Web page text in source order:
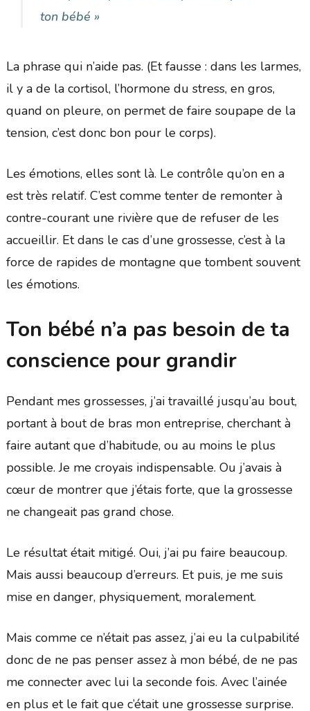
ton bébé »
La phrase qui n’aide pas. (Et fausse : dans les larmes,
il y a de la cortisol, l’hormone du stress, en gros,
quand on pleure, on permet de faire soupape de la
tension, c’est donc bon pour le corps).
Les émotions, elles sont là. Le contrôle qu’on en a
est très relatif. C’est comme tenter de remonter à
contre-courant une rivière que de refuser de les
accueillir. Et dans le cas d’une grossesse, c’est à la
force de rapides de montagne que tombent souvent
les émotions.
Ton bébé n’a pas besoin de ta
conscience pour grandir
Pendant mes grossesses, j’ai travaillé jusqu’au bout,
portant à bout de bras mon entreprise, cherchant à
faire autant que d’habitude, ou au moins le plus
possible. Je me croyais indispensable. Ou j’avais à
cœur de montrer que j’étais forte, que la grossesse
ne changeait pas grand chose.
Le résultat était mitigé. Oui, j’ai pu faire beaucoup.
Mais aussi beaucoup d’erreurs. Et puis, je me suis
mise en danger, physiquement, moralement.
Mais comme ce n’était pas assez, j’ai eu la culpabilité
donc de ne pas penser assez à mon bébé, de ne pas
me connecter avec lui la seconde fois. Avec l’ainée
en plus et le fait que c’était une grossesse surprise.